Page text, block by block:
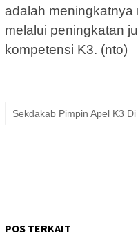
adalah meningkatnya
melalui peningkatan
kompetensi K3. (nto)
Sekdakab Pimpin Apel K3
POS TERKAIT